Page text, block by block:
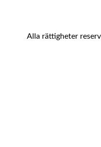
Alla rättigheter